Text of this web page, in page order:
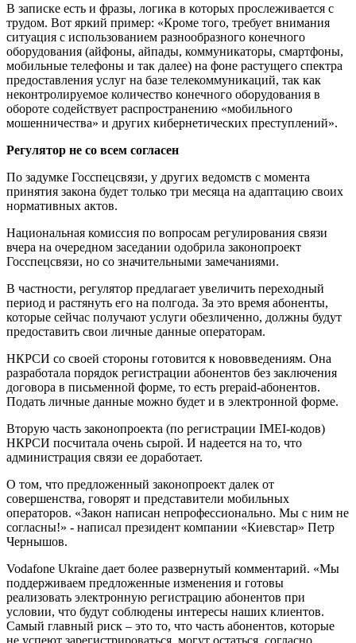
В записке есть и фразы, логика в которых прослеживается с
трудом. Вот яркий пример: «Кроме того, требует внимания
ситуация с использованием разнообразного конечного
оборудования (айфоны, айпады, коммуникаторы, смартфоны,
мобильные телефоны и так далее) на фоне растущего спектра
предоставления услуг на базе телекоммуникаций, так как
неконтролируемое количество конечного оборудования в
обороте содействует распространению «мобильного
мошенничества» и других кибернетических преступлений».
Регулятор не со всем согласен
По задумке Госспецсвязи, у других ведомств с момента
принятия закона будет только три месяца на адаптацию своих
нормативных актов.
Национальная комиссия по вопросам регулирования связи
вчера на очередном заседании одобрила законопроект
Госспецсвязи, но со значительными замечаниями.
В частности, регулятор предлагает увеличить переходный
период и растянуть его на полгода. За это время абоненты,
которые сейчас получают услуги обезличенно, должны будут
предоставить свои личные данные операторам.
НКРСИ со своей стороны готовится к нововведениям. Она
разработала порядок регистрации абонентов без заключения
договора в письменной форме, то есть prepaid-абонентов.
Подать личные данные можно будет и в электронной форме.
Вторую часть законопроекта (по регистрации IMEI-кодов)
НКРСИ посчитала очень сырой. И надеется на то, что
администрация связи ее доработает.
О том, что предложенный законопроект далек от
совершенства, говорят и представители мобильных
операторов. «Закон написан непрофессионально. Мы с ним не
согласны!» - написал президент компании «Киевстар» Петр
Чернышов.
Vodafone Ukraine дает более развернутый комментарий. «Мы
поддерживаем предложенные изменения и готовы
реализовать электронную регистрацию абонентов при
условии, что будут соблюдены интересы наших клиентов.
Самый главный риск – это то, что часть абонентов, которые
не успеют зарегистрироваться, могут остаться, согласно